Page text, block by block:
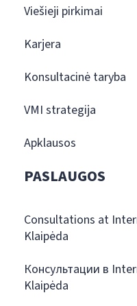
Viešieji pirkimai
Karjera
Konsultacinė taryba
VMI strategija
Apklausos
PASLAUGOS
Consultations at
Klaipėda
Консультации в
Klaipėda